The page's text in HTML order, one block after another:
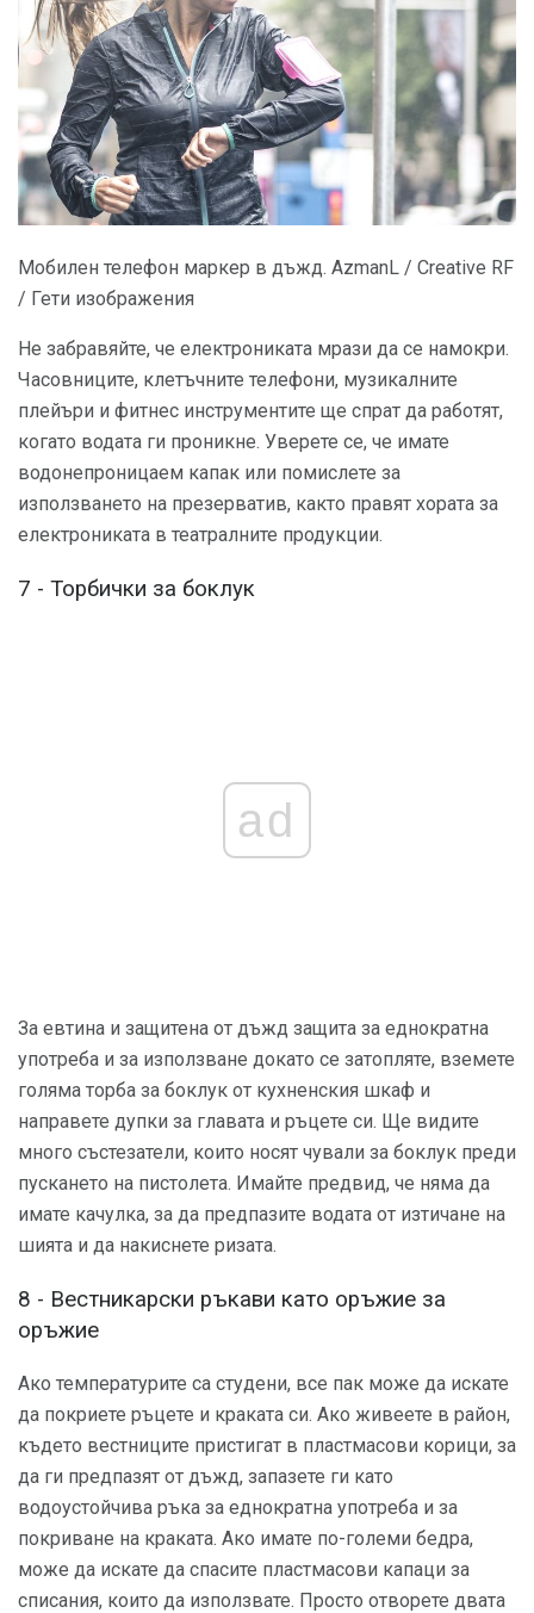
Мобилен телефон маркер в дъжд. AzmanL / Creative RF
/ Гети изображения
Не забравяйте, че електрониката мрази да се намокри.
Часовниците, клетъчните телефони, музикалните
плейъри и фитнес инструментите ще спрат да работят,
когато водата ги проникне. Уверете се, че имате
водонепроницаем капак или помислете за
използването на презерватив, както правят хората за
електрониката в театралните продукции.
7 - Торбички за боклук
ad
За евтина и защитена от дъжд защита за еднократна
употреба и за използване докато се затопляте, вземете
голяма торба за боклук от кухненския шкаф и
направете дупки за главата и ръцете си. Ще видите
много състезатели, които носят чували за боклук преди
пускането на пистолета. Имайте предвид, че няма да
имате качулка, за да предпазите водата от изтичане на
шията и да накиснете ризата.
8 - Вестникарски ръкави като оръжие за
оръжие
Ако температурите са студени, все пак може да искате
да покриете ръцете и краката си. Ако живеете в район,
където вестниците пристигат в пластмасови корици, за
да ги предпазят от дъжд, запазете ги като
водоустойчива ръка за еднократна употреба и за
покриване на краката. Ако имате по-големи бедра,
може да искате да спасите пластмасови капаци за
списания, които да използвате. Просто отворете двата